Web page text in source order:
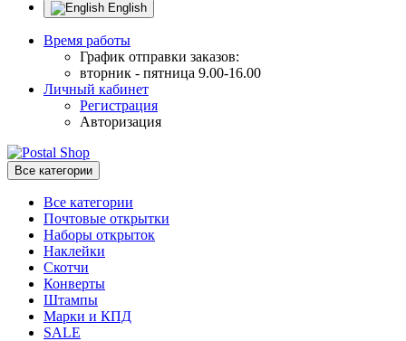
English
Время работы
График отправки заказов:
вторник - пятница 9.00-16.00
Личный кабинет
Регистрация
Авторизация
Все категории
Все категории
Почтовые открытки
Наборы открыток
Наклейки
Скотчи
Конверты
Штампы
Марки и КПД
SALE